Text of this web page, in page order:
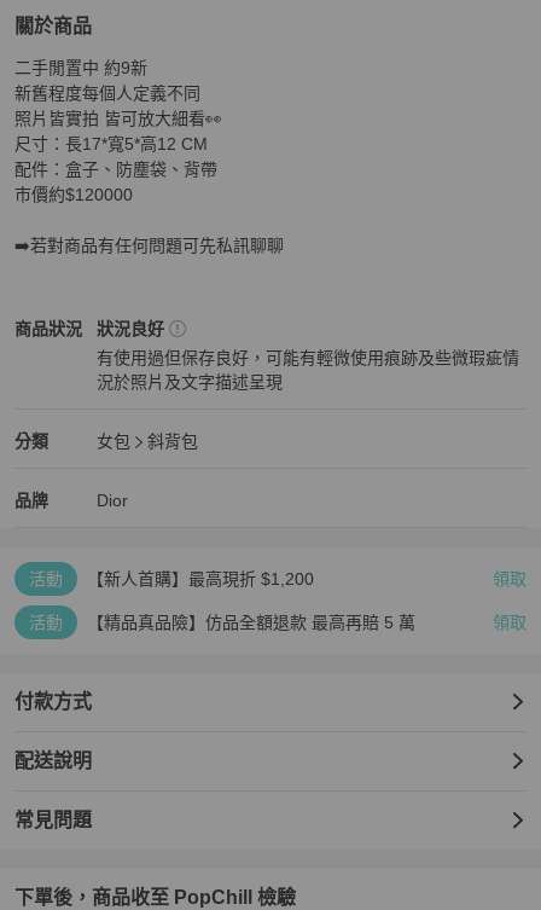
關於商品
關於Dior Mini Montaigne老花蒙田小方盒
二手閒置中 約9新
新舊程度每個人定義不同
照片皆實拍 皆可放大細看👀
尺寸：長17*寬5*高12 CM
配件：盒子、防塵袋、背帶
市價約$120000
➡️若對商品有任何問題可先私訊聊聊
商品狀況
Dior女包商品狀態與細節
狀況良好
有使用過但保存良好，可能有輕微使用痕跡及些微瑕疵情
況於照片及文字描述呈現
分類
Dior女包 分類資訊
女包
斜背包
品牌
Dior精品 女包品牌介紹
Dior
Dior推薦清單
活動 【新人首購】最高現折 $1,200 領取
活動 【精品真品險】仿品全額退款 最高再賠 5 萬 領取
付款方式
配送說明
常見問題
下單後，商品收至 PopChill 檢驗